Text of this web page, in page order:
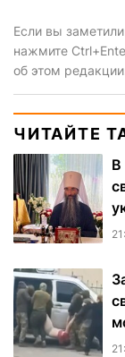
Если вы
нажмите
об этом
ЧИТАЙТЕ
В